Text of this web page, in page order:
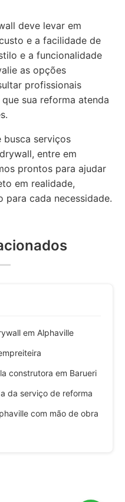
deve levar em
e a facilidade de
e a funcionalidade
as opções
profissionais
sua reforma atenda
busca serviços
entre em
prontos para ajudar
em realidade,
para cada necessidade.
em Alphaville
construtora em Barueri
da serviço de reforma
com mão de obra